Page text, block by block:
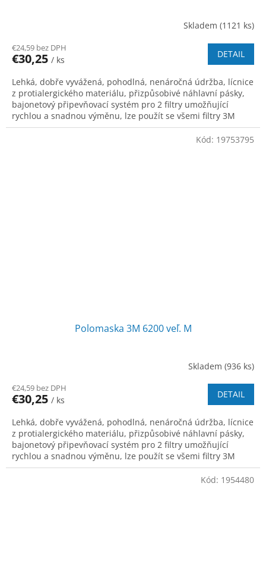
Skladem (1121 ks)
€24,59 bez DPH
€30,25 / ks
DETAIL
Lehká, dobře vyvážená, pohodlná, nenáročná údržba, lícnice
z protialergického materiálu, přizpůsobivé náhlavní pásky,
bajonetový připevňovací systém pro 2 filtry umožňující
rychlou a snadnou výměnu, lze použít se všemi filtry 3M
řady 2000, 5000
Polomaska 3M 6200 veľ. M
Skladem (936 ks)
€24,59 bez DPH
€30,25 / ks
DETAIL
Lehká, dobře vyvážená, pohodlná, nenáročná údržba, lícnice
z protialergického materiálu, přizpůsobivé náhlavní pásky,
bajonetový připevňovací systém pro 2 filtry umožňující
rychlou a snadnou výměnu, lze použít se všemi filtry 3M
řady 2000, 5000
Kód: 19753795
Kód: 1954480